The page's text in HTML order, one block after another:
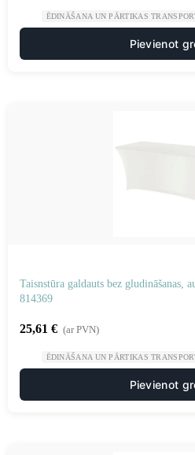
ĒDINĀŠANA UN PĀRTIKAS
Pievienot
Taisnstūra galdauts bez gludināšanas,
814369
25,61 € (ar PVN)
ĒDINĀŠANA UN PĀRTIKAS
Pievienot